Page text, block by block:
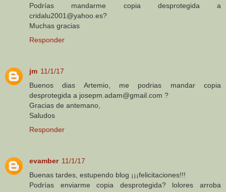
Podrías mandarme copia desprotegida a
cridalu2001@yahoo.es?
Muchas gracias
Responder
jm 11/1/17
Buenos dias Artemio, me podrias mandar copia
desprotegida a josepm.adam@gmail.com ?
Gracias de antemano,
Saludos
Responder
evamber 11/1/17
Buenas tardes, estupendo blog ¡¡¡felicitaciones!!!
Podrías enviarme copia desprotegida? lolores arroba